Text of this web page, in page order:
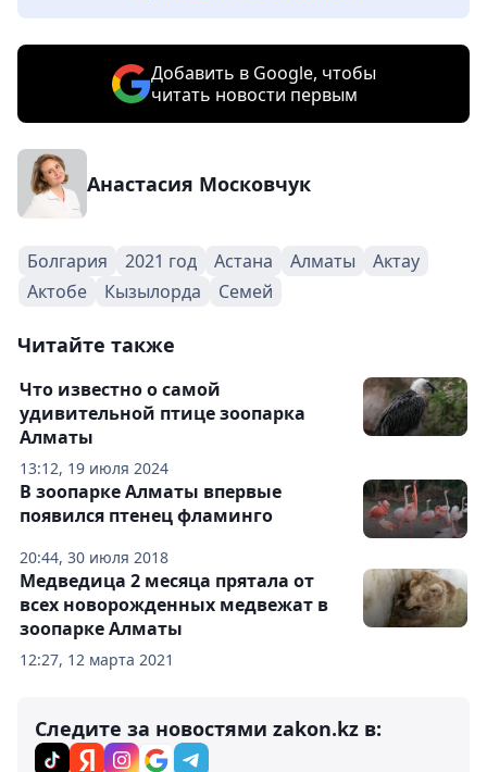
Добавить в Google, чтобы
читать новости первым
Анастасия Московчук
Болгария 2021 год Астана Алматы
Актау
Актобе
Кызылорда Семей
Читайте также
13:12, 19 июля 2024
Что известно о самой
удивительной птице зоопарка
Алматы
20:44, 30 июля 2018
В зоопарке Алматы впервые
появился птенец фламинго
12:27, 12 марта 2021
Медведица 2 месяца прятала от
всех новорожденных медвежат в
зоопарке Алматы
Следите за новостями zakon.kz в: